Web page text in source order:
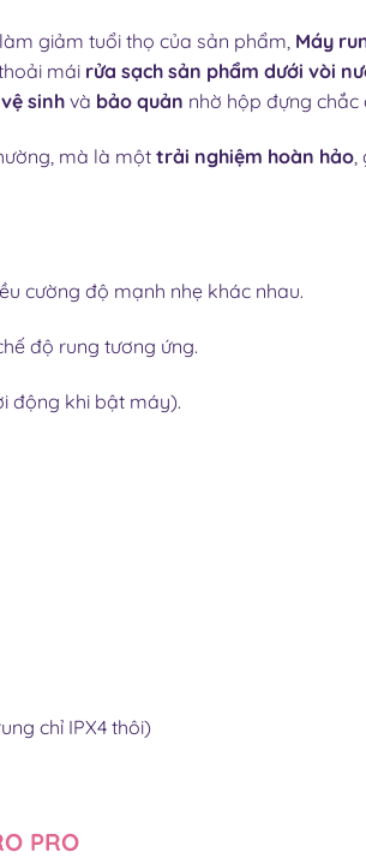
giảm tuổi thọ của sản phẩm, Máy
mái rửa sạch sản phẩm dưới vòi
vệ sinhvà bảo quản nhờ hộp đựng chắc
mà là mộttrải nghiệm hoàn hảo,
cường độ mạnh nhẹ khác nhau.
độ rung tương ứng.
động khi bật máy).
chỉ IPX4 thôi)
PRO